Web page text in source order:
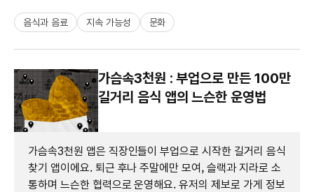
음식과 음료 지속 가능성 문화
가슴속3천원 : 부업으로 만든 100만
길거리 음식 앱의 느슨한 운영법
가슴속3천원 앱은 직장인들이 부업으로 시작한 길거리 음식
찾기 앱이에요. 퇴근 후나 주말에만 모여, 슬랙과 지라로 소
통하며 느슨한 협력으로 운영해요. 유저의 제보로 가게 정보